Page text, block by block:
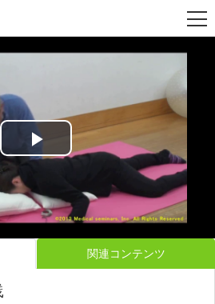
Play
Video
関連コンテンツ